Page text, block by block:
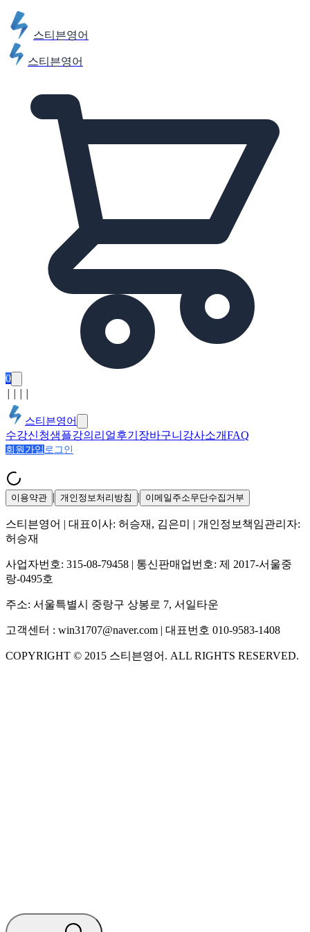
스티븐영어
스티븐영어
0
스티븐영어
수강신청샘플강의 리얼후기 장바구니 강사소개FAQ
회원가입 로그인
이용약관 | 개인정보처리방침 | 이메일주소무단수집거부
스티븐영어 | 대표이사: 허승재, 김은미
| 개인정보책임관리자:
허승재
사업자번호: 315-08-79458 | 통신판매업번호: 제 2017-서울중
랑-0495호
주소: 서울특별시 중랑구 상봉로 7, 서일타운
고객센터 : win31707@naver.com | 대표번호 010-9583-1408
COPYRIGHT © 2015 스티븐영어 . ALL RIGHTS RESERVED.